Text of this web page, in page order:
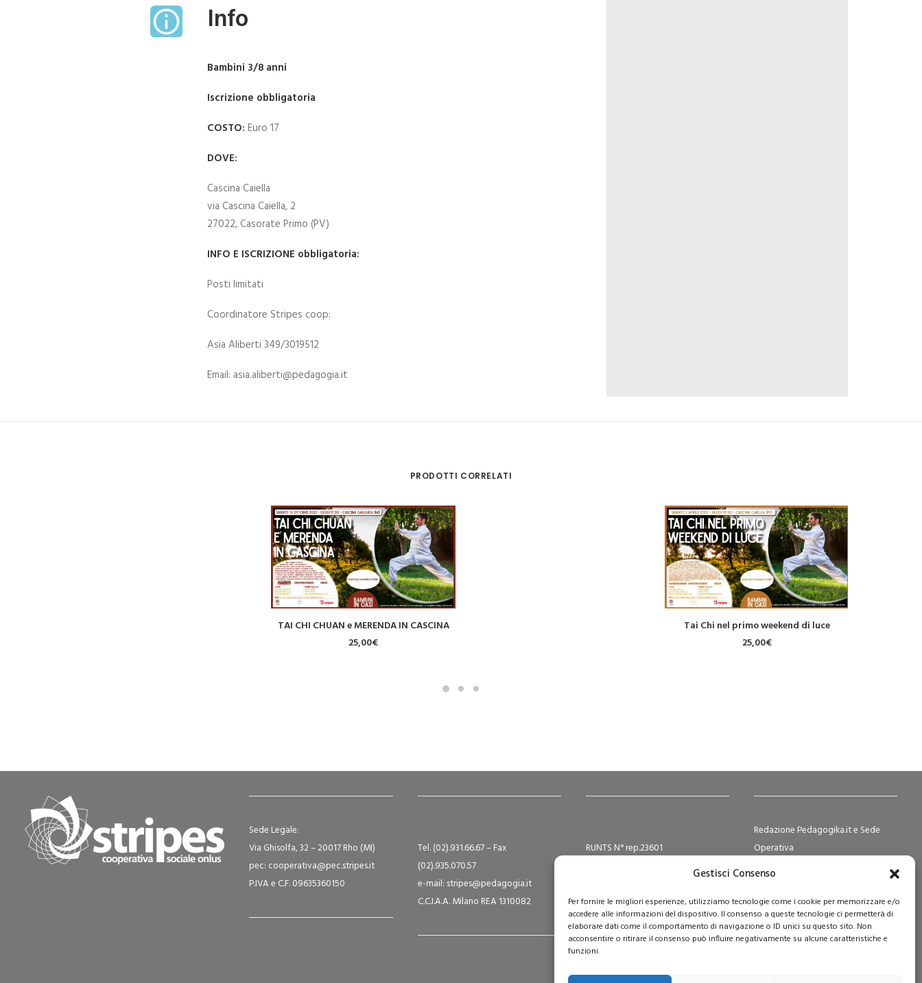
Gestisci Consenso
Per fornire le migliori esperienze, utilizziamo tecnologie come i cookie per memorizzare e/o
accedere alle informazioni del dispositivo. Il consenso a queste tecnologie ci permetterà di
elaborare dati come il comportamento di navigazione o ID unici su questo sito. Non
acconsentire o ritirare il consenso può influire negativamente su alcune caratteristiche e
funzioni.
Info
Bambini 3/8 anni
Iscrizione obbligatoria
COSTO: Euro 17
DOVE:
Cascina Caiella
via Cascina Caiella, 2
27022, Casorate Primo (PV)
INFO E ISCRIZIONE obbligatoria:
Posti limitati
Coordinatore Stripes coop:
Asia Aliberti 349/3019512
Email: asia.aliberti@pedagogia.it
PRODOTTI CORRELATI
TAI CHI CHUAN e MERENDA IN CASCINA
25,00€
Tai Chi nel primo weekend di luce
25,00€
Sede Legale:
Via Ghisolfa, 32 – 20017 Rho (MI)
pec: cooperativa@pec.stripes.it
P.IVA e C.F. 09635360150
Tel. (02).931.66.67 – Fax
(02).935.070.57
e-mail: stripes@pedagogia.it
C.C.I.A.A. Milano REA 1310082
RUNTS N° rep.23601
Albo Società Cooperative N°
Capitale Sociale i.v. € 365.108,00
Redazione Pedagogika.it e Sede
Operativa
Via San Domenico Savio, 6 – 20017
Reg. Tribunale: n. 187 del 29/03/97 |
ISSN: 1593-2259
Web:www.pedagogia.it